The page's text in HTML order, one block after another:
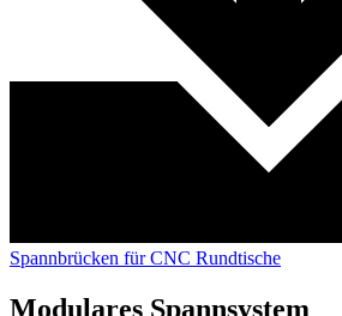
Spannbrücken für CNC Rundtische
Modulares Spannsystem